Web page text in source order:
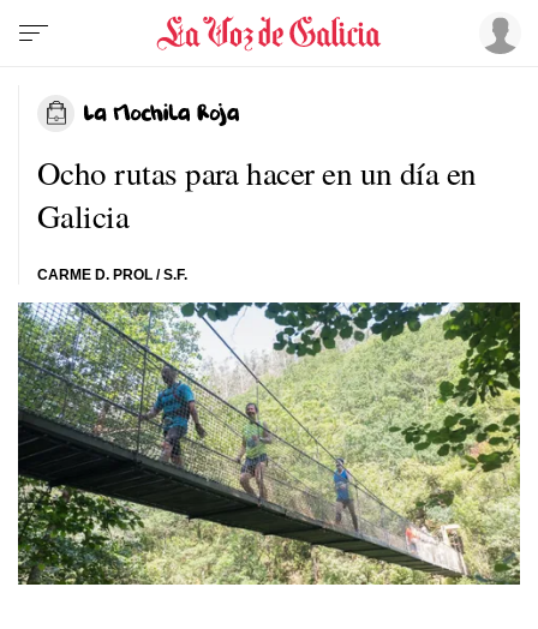
Ocho rutas para hacer en un día en
Galicia
CARME D. PROL / S.F.